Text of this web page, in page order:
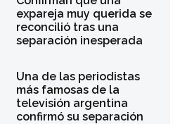
expareja muy querida se
reconcilió tras una
separación inesperada
Una de las periodistas
más famosas de la
televisión argentina
confirmó su separación